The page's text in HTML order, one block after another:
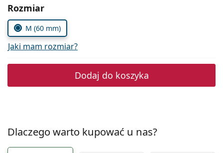
Precision
Total
Wybierz parametry
Rozmiar
M (60 mm)
Jaki mam rozmiar?
Dodaj do koszyka
Dlaczego warto kupować u nas?